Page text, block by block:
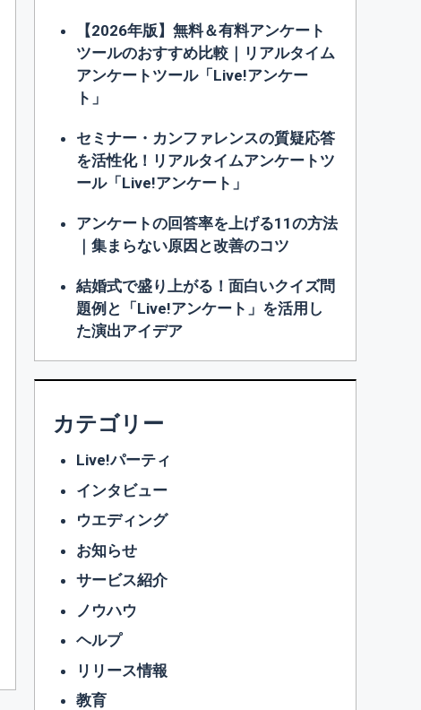
【2026年版】無料＆有料アンケート
ツールのおすすめ比較｜リアルタイム
アンケートツール「Live!アンケー
ト」
セミナー・カンファレンスの質疑応答
を活性化！リアルタイムアンケートツ
ール「Live!アンケート」
アンケートの回答率を上げる11の方法
｜集まらない原因と改善のコツ
結婚式で盛り上がる！面白いクイズ問
題例と「Live!アンケート」を活用し
た演出アイデア
カテゴリー
Live!パーティ
インタビュー
ウエディング
お知らせ
サービス紹介
ノウハウ
ヘルプ
リリース情報
教育